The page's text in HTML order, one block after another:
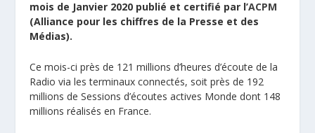
mois de Janvier 2020 publié et certifié par l’ACPM
(Alliance pour les chiffres de la Presse et des
Médias).
Ce mois-ci près de 121 millions d’heures d’écoute de la
Radio via les terminaux connectés, soit près de 192
millions de Sessions d’écoutes actives Monde dont 148
millions réalisés en France.